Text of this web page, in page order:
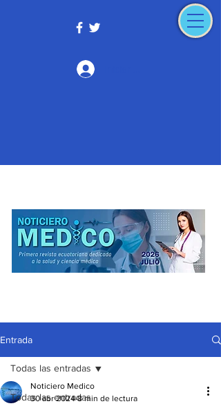
Entrada
Todas las entradas
Todas las entradas
Noticiero Medico
30 abr 2024 8 min de lectura